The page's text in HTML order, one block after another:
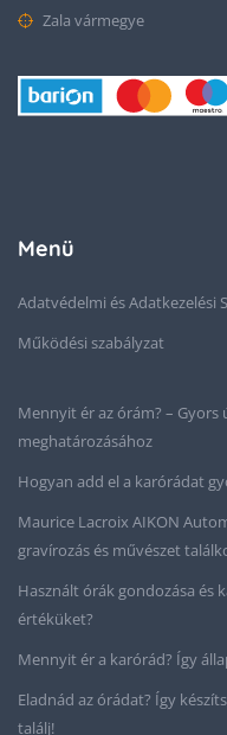
Zala vármegye
Menü
Adatvédelmi és Adatkezelési
Működési szabályzat
Mennyit ér az órám? –
meghatározásához
Hogyan add el a karórádat
Maurice Lacroix AIKON
gravírozás és művészet
Használt órák gondozása és
értéküket?
Mennyit ér a karórád? Így
Eladnád az órádat? Így
találj!